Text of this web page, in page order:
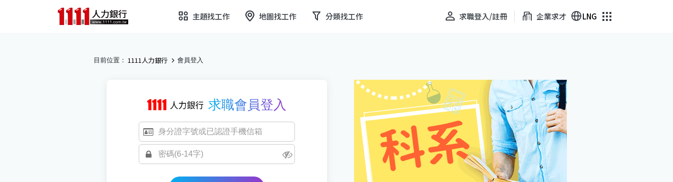
主題找工作 地圖找工作 分類找工作 求職登入/註冊 企業求才 LNG
目前位置： 1111人力銀行 會員登入
求職會員登入